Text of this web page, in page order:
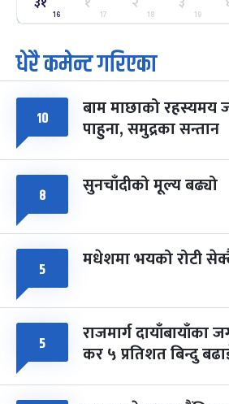
मंगल फाल्गुन २५, २०८३ Mar 9, 2027
७
आइत
पूर्णिमा व्रत
चैत्र ७, २०८३-Mar 21, 2027
८ फागुपूर्णिमा
चैत्र ८, २०८३-Mar 22, 2027
16 17 18 19
धेरै कमेन्ट गरिएका
१० बाम माछाको रहस्यमय
पाहुना, समुद्रका सन्तान
८ सुनचाँदीको मूल्य बढ्यो
५ मधेशमा भयको रोटी
५ राजमार्ग दायाँबायाँका
कर ५ प्रतिशत बिन्दु